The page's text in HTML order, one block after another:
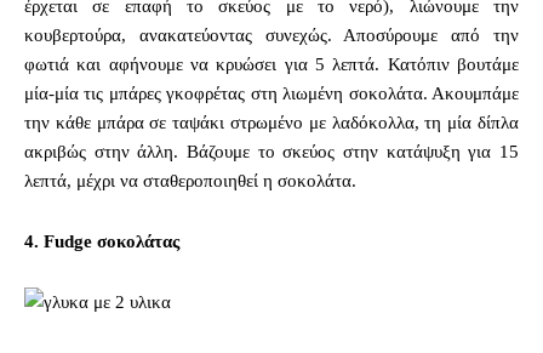
έρχεται σε επαφή το σκεύος με το νερό), λιώνουμε την
κουβερτούρα, ανακατεύοντας συνεχώς. Αποσύρουμε από την
φωτιά και αφήνουμε να κρυώσει για 5 λεπτά. Κατόπιν βουτάμε
μία-μία τις μπάρες γκοφρέτας στη λιωμένη σοκολάτα. Ακουμπάμε
την κάθε μπάρα σε ταψάκι στρωμένο με λαδόκολλα, τη μία δίπλα
ακριβώς στην άλλη. Βάζουμε το σκεύος στην κατάψυξη για 15
λεπτά, μέχρι να σταθεροποιηθεί η σοκολάτα.
4. Fudge σοκολάτας